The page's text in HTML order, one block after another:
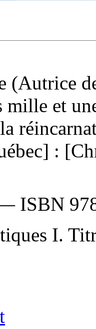
(Autrice
mille et
:
ISBN
I.